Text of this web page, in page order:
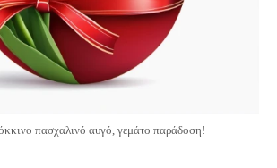
πασχαλινό αυγό, γεμάτο παράδοση!